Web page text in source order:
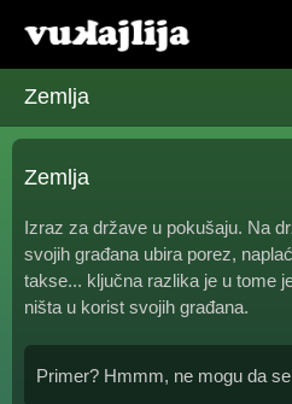
Zemlja
Zemlja
Izraz za države u pokušaju. Na
svojih građana ubira porez,
takse... ključna razlika je u tome
ništa u korist svojih građana.
Primer? Hmmm, ne mogu da